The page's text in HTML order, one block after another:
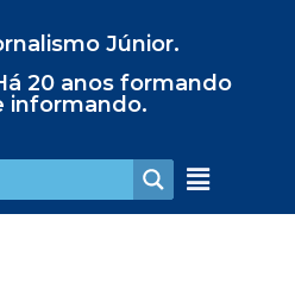
Júnior.
20 anos formando
informando.